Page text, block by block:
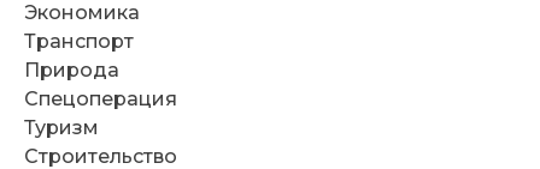
Экономика
Транспорт
Природа
Спецоперация
Туризм
Строительство